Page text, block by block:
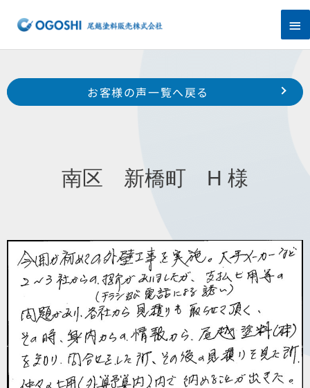
ス
プ
メ
イ
ン
メ
Prev
中区 上島 小倉 様
南区 白羽町 H 様
お客様の声一覧へ戻る
南区 新橋町 H 様